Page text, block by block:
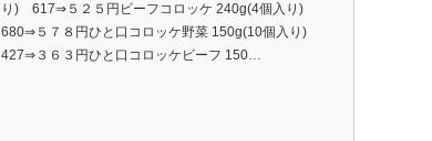
り) 617⇒５２５円ビーフコロッケ 240g(4個入り)
680⇒５７８円ひと口コロッケ野菜 150g(10個入り)
427⇒３６３円ひと口コロッケビーフ 150…